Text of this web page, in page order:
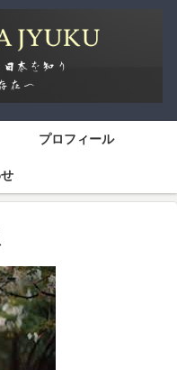
プロフィール